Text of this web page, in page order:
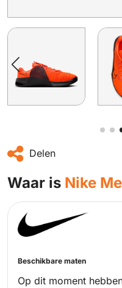
Delen
Waar is Nike
Beschikbare maten
Op dit moment